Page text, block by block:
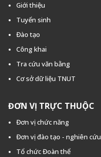
Giới thiệu
Tuyển sinh
Đào tạo
Công khai
Tra cứu văn bằng
Cơ sở dữ liệu TNUT
ĐƠN VỊ TRỰC THUỘC
Đơn vị chức năng
Đơn vị đào tạo - nghiên cứu
Tổ chức Đoàn thể